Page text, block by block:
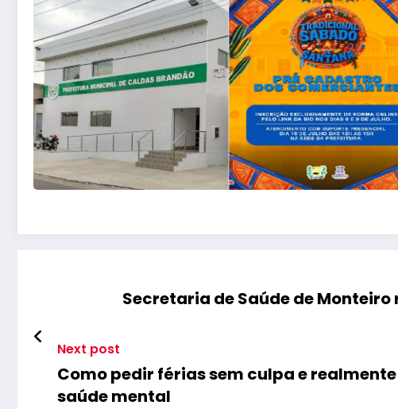
Secretaria de Saúde de
Next post
Como pedir férias sem culpa e
saúde mental